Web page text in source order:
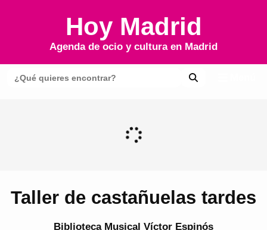
Hoy Madrid
Agenda de ocio y cultura en Madrid
Taller de castañuelas tardes
Biblioteca Musical Víctor Espinós